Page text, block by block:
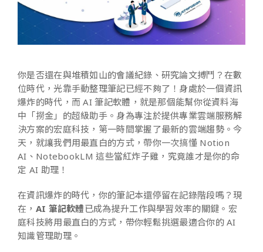
你是否還在與堆積如山的會議紀錄、研究論文搏鬥？在數
位時代，光靠手動整理筆記已經不夠了！身處於一個資訊
爆炸的時代，而 AI 筆記軟體，就是那個能幫你從資料海
中「撈金」的超級助手。身為專注於提供專業雲端服務解
決方案的宏庭科技，第一時間掌握了最新的雲端趨勢。今
天，就讓我們用最直白的方式，帶你一次搞懂 Notion
AI、NotebookLM 這些當紅炸子雞，究竟誰才是你的命
定 AI 助理！
在資訊爆炸的時代，你的筆記本還停留在記錄階段嗎？現
在， AI 筆記軟體已成為提升工作與學習效率的關鍵。宏
庭科技將用最直白的方式，帶你輕鬆挑選最適合你的 AI
知識管理助理。